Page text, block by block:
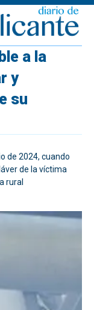
a la
y
su
de 2024, cuando
de la víctima
rural